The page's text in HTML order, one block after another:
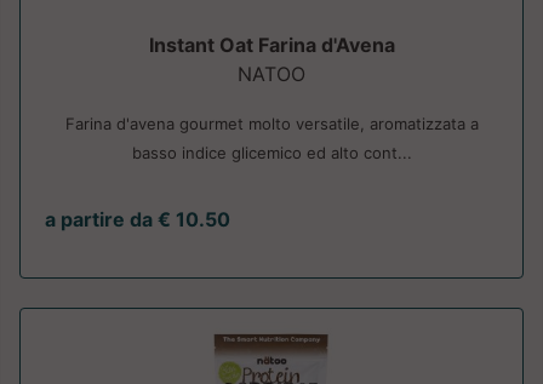
Instant Oat Farina d'Avena
NATOO
Farina d'avena gourmet molto versatile, aromatizzata a
basso indice glicemico ed alto cont...
a partire da € 10.50